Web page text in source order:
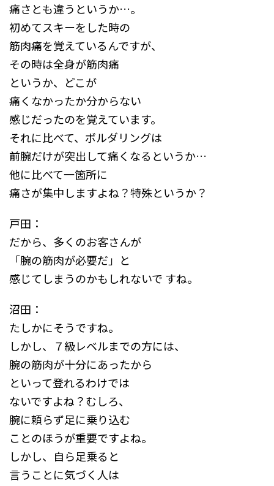
痛さとも違うというか…。
初めてスキーをした時の
筋肉痛を覚えているんですが、
その時は全身が筋肉痛
というか、どこが
痛くなかったか分からない
感じだったのを覚えています。
それに比べて、ボルダリングは
前腕だけが突出して痛くなるというか…
他に比べて一箇所に
痛さが集中しますよね？特殊というか？
戸田：
だから、多くのお客さんが
「腕の筋肉が必要だ」と
感じてしまうのかもしれないで すね。
沼田：
たしかにそうですね。
しかし、７級レベルまでの方には、
腕の筋肉が十分にあったから
といって登れるわけでは
ないですよね？むしろ、
腕に頼らず足に乗り込む
ことのほうが重要ですよね。
しかし、自ら足乗ると
言うことに気づく人は